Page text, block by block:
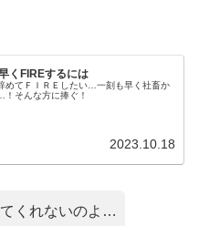
くFIREするには
めてＦＩＲＥしたい…一刻も早く社畜か
そんな方に捧ぐ！
2023.10.18
くれないのよ…